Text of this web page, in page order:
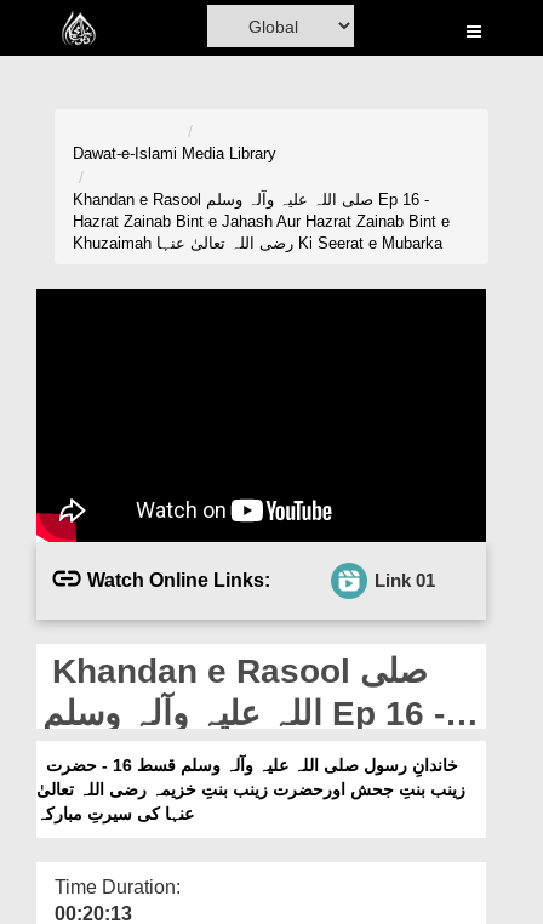
Home
Madani Channel
Volunteer Portal
Magazine
Dawat-e-Islami Media Library
Khandan e Rasool صلی اللہ علیہ وآلہ وسلم Ep 16 -
Hazrat Zainab Bint e Jahash Aur Hazrat Zainab Bint e
Khuzaimah رضی اللہ تعالیٰ عنہا Ki Seerat e Mubarka
Watch Online Links: Link 01
Khandan e Rasool صلی
اللہ علیہ وآلہ وسلم Ep 16 -
Hazrat Zainab Bint e
Jahash Aur Hazrat Zainab
تعالیٰ عنہا Ki Seerat e
زینب بنتِ جحش اورحضرت زینب بنتِ خزیمہ رضی اللہ تعالیٰ
عنہا کی سیرتِ مبارکہ
Time Duration:
00:20:13